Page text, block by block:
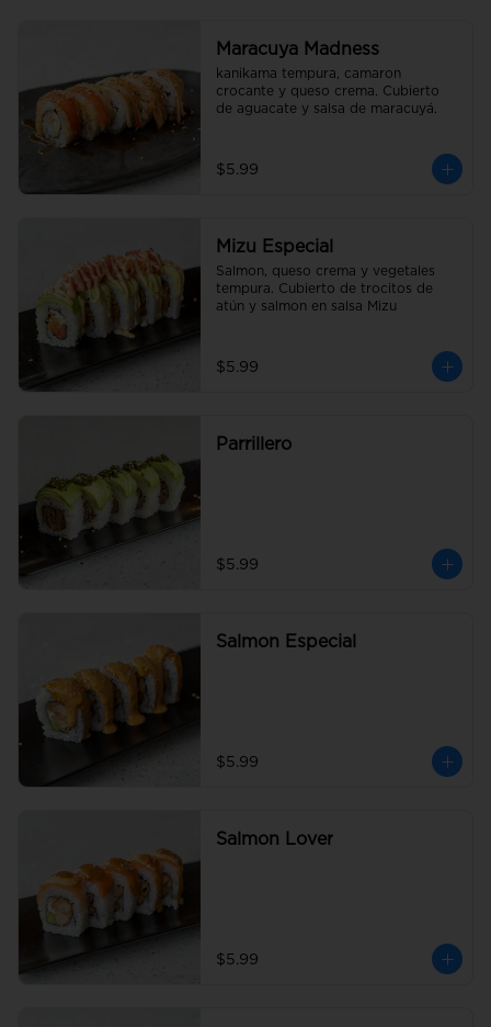
Maracuya Madness
kanikama tempura, camaron
crocante y queso crema. Cubierto
de aguacate y salsa de maracuyá.
$5.99
Mizu Especial
Salmon, queso crema y vegetales
tempura. Cubierto de trocitos de
atún y salmon en salsa Mizu
$5.99
Parrillero
$5.99
Salmon Especial
$5.99
Salmon Lover
$5.99